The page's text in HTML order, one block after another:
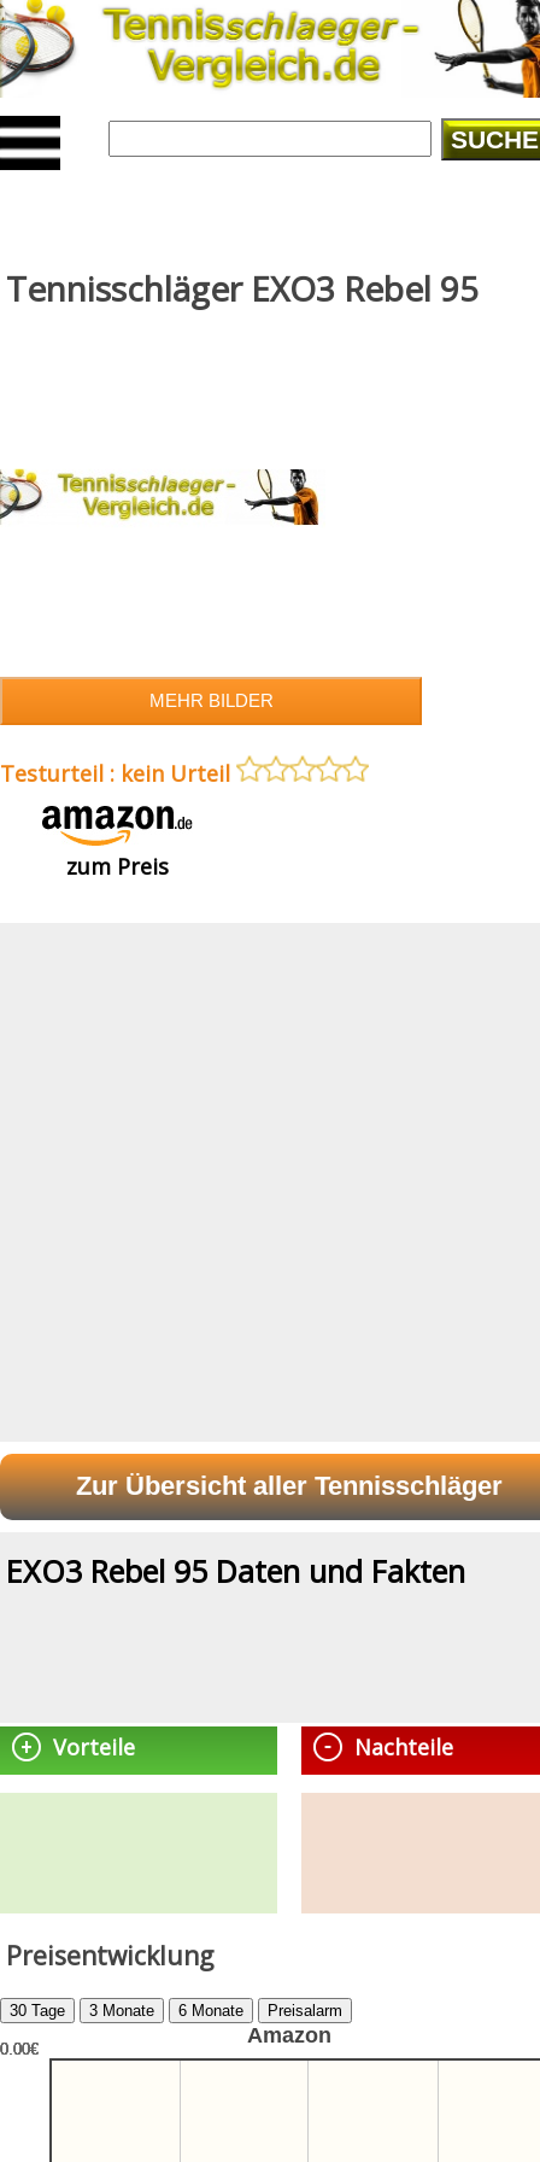
Tennisschläger EXO3 Rebel 95
Testurteil : kein Urteil
zum Preis
EXO3 Rebel 95 Daten und Fakten
Vorteile Nachteile
Preisentwicklung
Amazon